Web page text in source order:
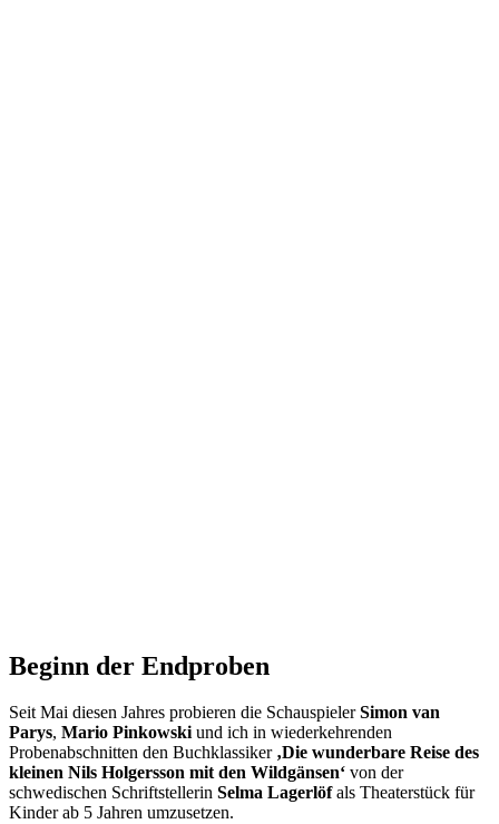
Beginn der Endproben
Seit Mai diesen Jahres probieren die SchauspielerSimon van
Parys, Mario Pinkowskiund ich in wiederkehrenden
Probenabschnitten den Buchklassiker‚Die wunderbare Reise des
kleinen Nils Holgersson mit den Wildgänsen‘ von der
schwedischen Schriftstellerin Selma Lagerlöfals Theaterstück für
Kinder ab 5 Jahren umzusetzen.